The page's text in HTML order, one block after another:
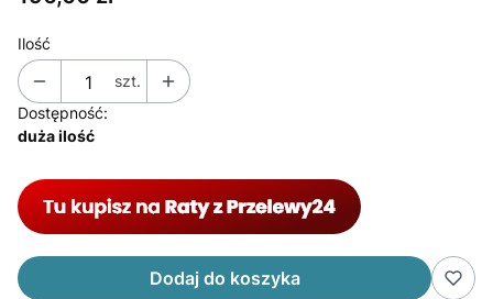
Ilość
szt.
Dostępność:
duża ilość
Dodaj do koszyka